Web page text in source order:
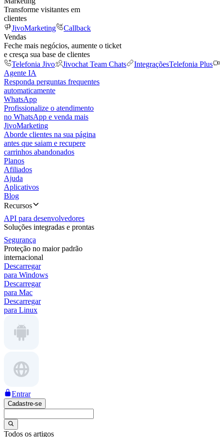
Transforme visitantes em
clientes
JivoMarketing
Callback
Vendas
Feche mais negócios, aumente o ticket
e cresça sua base de clientes
Telefonia Jivo
Jivochat Team Chats IntegraçõesTelefonia Plus
Agente IA
Responda perguntas frequentes
automaticamente
WhatsApp
Profissionalize o atendimento
no WhatsApp e venda mais
JivoMarketing
Aborde clientes na sua página
antes que saiam e recupere
carrinhos abandonados
Planos
Afiliados
Ajuda
Aplicativos
Blog
Recursos
API para desenvolvedores
Soluções integradas e prontas
Segurança
Proteção no maior padrão
internacional
Descarregar
para Windows
Descarregar
para Mac
Descarregar
para Linux
Entrar
Cadastre-se
Todos os artigos